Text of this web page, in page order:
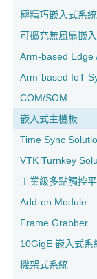
極精巧嵌入式系統
可擴充無風扇嵌
Arm-based Edge
Arm-based IoT
COM/SOM
嵌入式主機板
Time Sync
VTK Turnkey
工業級多點觸控
Add-on Module
Frame Grabber
10GigE 嵌入式系
機架式系統